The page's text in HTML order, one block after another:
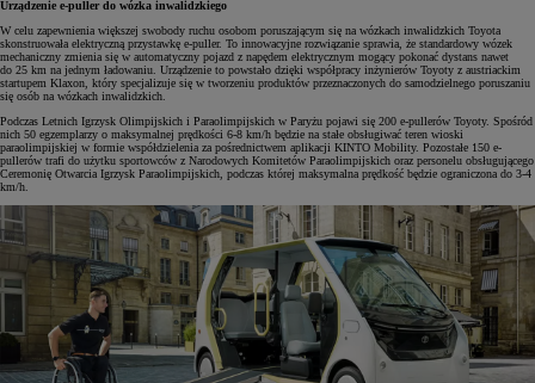
Urządzenie e-puller do wózka inwalidzkiego
W celu zapewnienia większej swobody ruchu osobom poruszającym się na wózkach inwalidzkich Toyota
skonstruowała elektryczną przystawkę e-puller. To innowacyjne rozwiązanie sprawia, że standardowy wózek
mechaniczny zmienia się w automatyczny pojazd z napędem elektrycznym mogący pokonać dystans nawet
do 25 km na jednym ładowaniu. Urządzenie to powstało dzięki współpracy inżynierów Toyoty z austriackim
startupem Klaxon, który specjalizuje się w tworzeniu produktów przeznaczonych do samodzielnego poruszaniu
się osób na wózkach inwalidzkich.
Podczas Letnich Igrzysk Olimpijskich i Paraolimpijskich w Paryżu pojawi się 200 e-pullerów Toyoty. Spośród
nich 50 egzemplarzy o maksymalnej prędkości 6-8 km/h będzie na stałe obsługiwać teren wioski
paraolimpijskiej w formie współdzielenia za pośrednictwem aplikacji KINTO Mobility. Pozostałe 150 e-
pullerów trafi do użytku sportowców z Narodowych Komitetów Paraolimpijskich oraz personelu obsługującego
Ceremonię Otwarcia Igrzysk Paraolimpijskich, podczas której maksymalna prędkość będzie ograniczona do 3-4
km/h.